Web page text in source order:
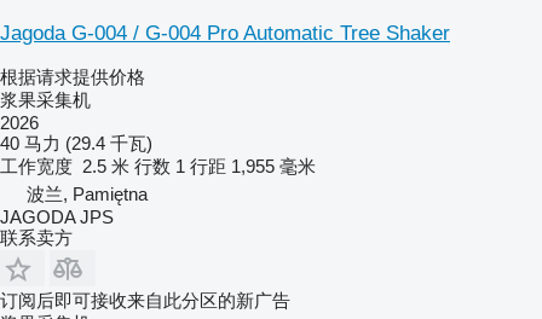
Jagoda G-004 / G-004 Pro Automatic Tree Shaker
根据请求提供价格
浆果采集机
2026
40 马力 (29.4 千瓦)
工作宽度 2.5 米 行数 1 行距 1,955 毫米
波兰, Pamiętna
JAGODA JPS
联系卖方
订阅后即可接收来自此分区的新广告